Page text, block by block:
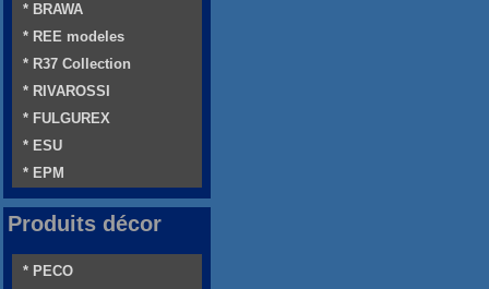
* BRAWA
* REE modeles
* R37 Collection
* RIVAROSSI
* FULGUREX
* ESU
* EPM
Produits décor
* PECO